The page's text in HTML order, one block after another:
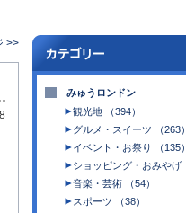
>>
みゅうロンドン
観光地 （394）
グルメ・スイーツ （263）
イベント・お祭り （135）
ショッピング・おみやげ
音楽・芸術 （54）
スポーツ （38）